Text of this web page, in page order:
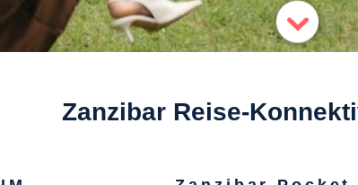
Zanzibar Reise-